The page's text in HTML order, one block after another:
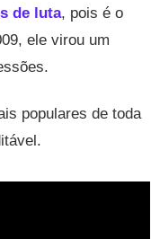
de luta, pois é o
ele virou um
populares de toda